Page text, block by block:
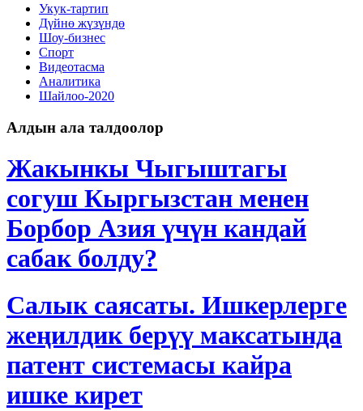
Укук-тартип
Дγйнө жүзүндө
Шоу-бизнес
Спорт
Видеотасма
Аналитика
Шайлоо-2020
Алдын ала талдоолор
Жакынкы Чыгыштагы
согуш Кыргызстан менен
Борбор Азия үчүн кандай
сабак болду?
Салык саясаты. Ишкерлерге
жеңилдик берүү максатында
патент системасы кайра
ишке кирет